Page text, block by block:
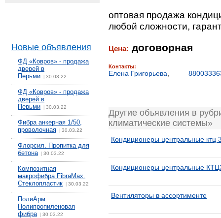
Новые объявления
ФД «Ковров» - продажа
дверей в
Перьми
30.03.22
ФД «Ковров» - продажа
дверей в
Перьми
30.03.22
Фибра анкерная 1/50,
проволочная
30.03.22
Флорсил. Пропитка для
бетона| 30.03.22
Композитная
макрофибра FibraMax.
Стеклопластик
30.03.22
ПолиАрм.
Полипропиленовая
фибра| 30.03.22
оптовая продажа
любой сложности,
Цена: договорная
Контакты:
Елена Григорьева
Другие объявления в
климатические системы»
Кондиционеры центральные ктц
Кондиционеры центральные
Вентиляторы в ассортименте